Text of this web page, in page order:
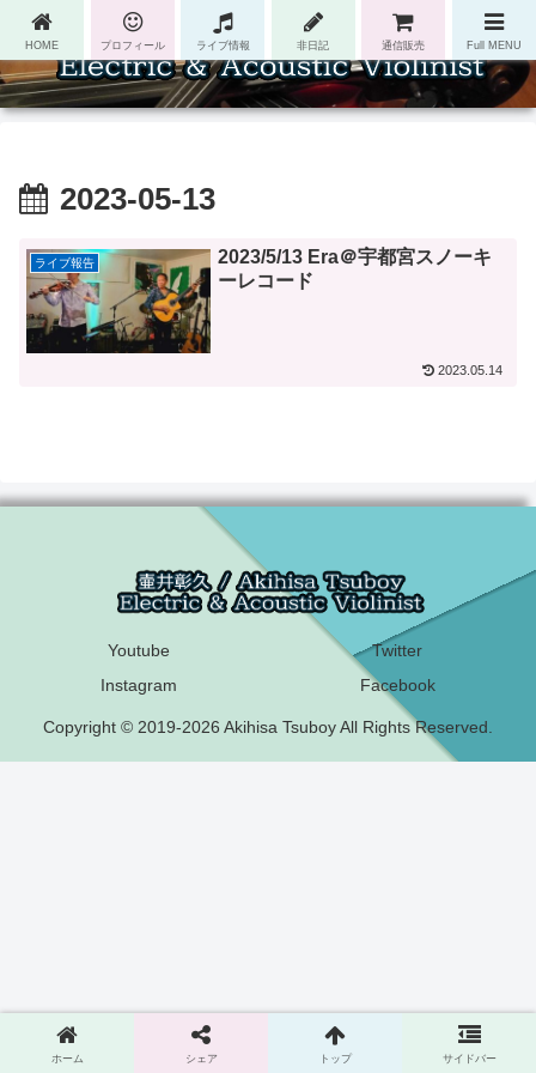
2023-05-13
ライブ報告
2023/5/13 Era＠宇都宮スノーキ
ーレコード
2023.05.14
Youtube
Twitter
Instagram
Facebook
Copyright © 2019-2026 Akihisa Tsuboy All Rights Reserved.
HOME プロフィール ライブ情報 非日記 通信販売 Full MENU
ホーム シェア トップ サイドバー